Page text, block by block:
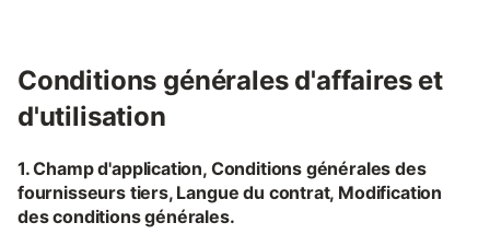
Conditions générales d'affaires et
d'utilisation
1. Champ d'application, Conditions générales des
fournisseurs tiers, Langue du contrat, Modification
des conditions générales.